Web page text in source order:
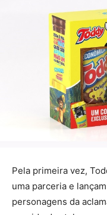
Pela primeira vez,
uma parceria e
personagens da